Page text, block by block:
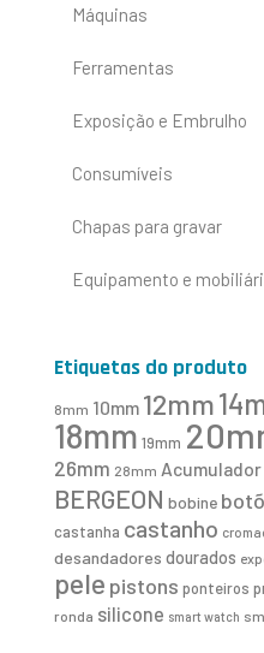
Máquinas
Ferramentas
Exposição e Embrulho
Consumíveis
Chapas para gravar
Equipamento e
Etiquetas do produto
8mm 10mm 12mm
18mm 19mm
26mm 28mm Acumulador
BERGEON bobine
castanha castanho
desandadores dourados
pele pistons ponteiros
ronda silicone smart watch